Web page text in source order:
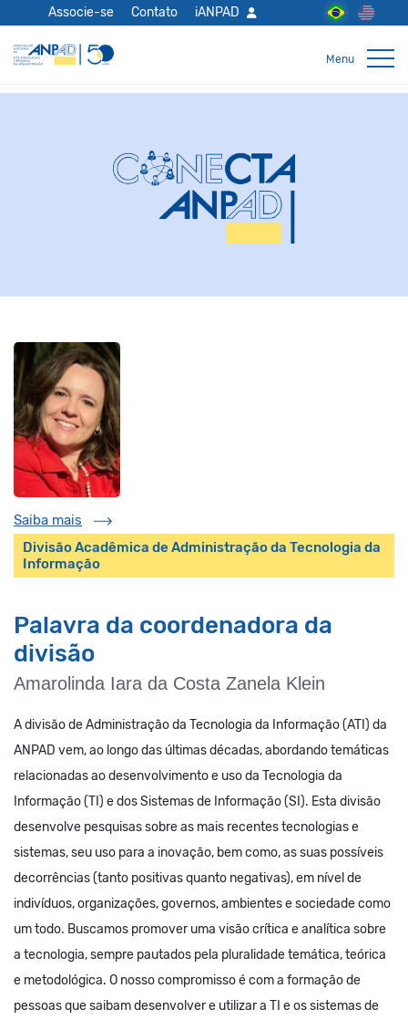
Associe-se Contato iANPAD
Saiba mais
Divisão Acadêmica de Administração da Tecnologia da
Informação
Palavra da coordenadora da
divisão
Amarolinda Iara da Costa Zanela Klein
A divisão de Administração da Tecnologia da Informação (ATI) da
ANPAD vem, ao longo das últimas décadas, abordando temáticas
relacionadas ao desenvolvimento e uso da Tecnologia da
Informação (TI) e dos Sistemas de Informação (SI). Esta divisão
desenvolve pesquisas sobre as mais recentes tecnologias e
sistemas, seu uso para a inovação, bem como, as suas possíveis
decorrências (tanto positivas quanto negativas), em nível de
indivíduos, organizações, governos, ambientes e sociedade como
um todo. Buscamos promover uma visão crítica e analítica sobre
a tecnologia, sempre pautados pela pluralidade temática, teórica
e metodológica. O nosso compromisso é com a formação de
pessoas que saibam desenvolver e utilizar a TI e os sistemas de